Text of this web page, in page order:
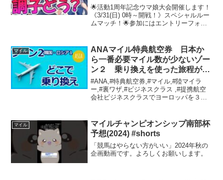
ティーダービー VTuber ゲーム実
況 】
🌟活動1周年記念ウマ娘大会開催します！
《3/31(日) 0時～開戦！》スペシャルルー
ムマッチ！🌟参加にはエントリーフォー
↓✼••┈┈┈┈┈┈┈┈┈┈┈┈┈┈┈┈••✼💙取れ...
マイル
ANAマイル特典航空券 日本か
ら一番必要マイル数が少ないゾー
ン２ 乗り換えを使った旅程が作
れるのでしょうか？
#ANA,#特典航空券,#マイル,#陸マイラ
ー,#裏ワザ,#ビジネスクラス ,#提携航空
会社ビジネスクラスでヨーロッパを３往
知識を深めましょう。日本から一番必要
マイル...
マイル
マイルチャンピオンシップ南部杯
予想(2024) #shorts
「競馬はやらない方がいい」2024年秋の
企画動画です。よろしくお願いします。